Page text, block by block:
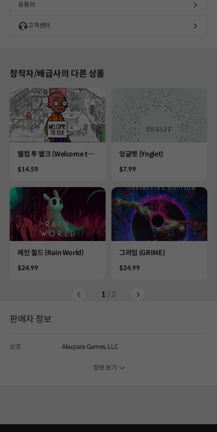
유튜브
고객센터
창작자/배급사의 다른 상품
Product
웰컴 투 엘크 (Welcome to E
Price
$14.59
Product
잉글렛 (Ynglet)
Price
$7.99
Product
레인 월드 (Rain World)
Price
$24.99
Product
그라임 (GRIME)
Price
$24.99
1 / 2
판매자 정보
상호 Akupara Games, LLC
정보 보기